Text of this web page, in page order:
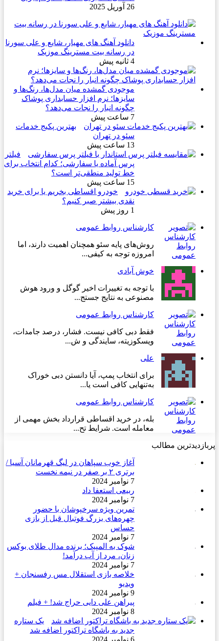
26 آوریل 2025
دانلود آهنگ های مهیار، شایع و علی سورنا
در رسانه بیت مسترینگ موزیک
4 ثانیه پیش
موجودی گمشده میان مدل‌ها، رنگ‌ها و
سایزها؛ نرم افزار حسابداری پوشاک
چگونه انبار را نجات می‌دهد؟
7 ساعت پیش
بهترین پکیج خدمات
سئو در تهران
13 ساعت پیش
فیلتر
پرس آماده یا سفارشی؛ کدام انتخاب برای
خط تولید منطقی‌تر است؟
15 ساعت پیش
خودرو اقساطی بخریم یا برای خرید
نقدی بیشتر صبر کنیم؟
1 روز پیش
کارشناس روابط عمومی
روش‌های پایه سئو همچنان اهمیت دارند، اما
امروزه توجه به کیفی...
خوش آبادی
با توجه به تغییرات اخیر گوگل و ورود هوش
مصنوعی به نتایج جستج...
کارشناس روابط عمومی
فقط دبی کافی نیست. فشار، درصد جامدات،
ویسکوزیته، سایندگی و ش...
علی
برای انتخاب پمپ، آیا دانستن دبی خوراک
به‌تنهایی کافی است یا...
کارشناس روابط عمومی
بله، در خرید اقساطی قرارداد بخش مهمی از
معامله است. شرایط تح...
پربازدیدترین مطالب
آغاز خوب سپاهان در لیگ قهرمانان آسیا /
برتری ۲ بر صفر در نیمه نخست
7 نوامبر 2024
ربیعی استعفا داد
7 نوامبر 2024
تمرین ویژه سرخپوشان با حضور
چهره‌های بزرگ فوتبال قبل از بازی
حساس
7 نوامبر 2024
شوک به المپیک؛ برنده مدال طلای بوکس
زنان، مرد از آب درآمد!
7 نوامبر 2024
خلاصه بازی استقلال مس رفسنجان +
ویدیو
9 نوامبر 2024
پیراهن علی دایی حراج شد! + فیلم
8 نوامبر 2024
یک ستاره
جدید به باشگاه تراکتور اضافه شد